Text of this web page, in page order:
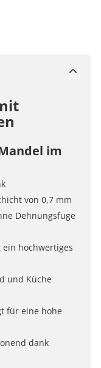
im
von 0,7 mm
Dehnungsfuge
hochwertiges
und Küche
für eine hohe
dank